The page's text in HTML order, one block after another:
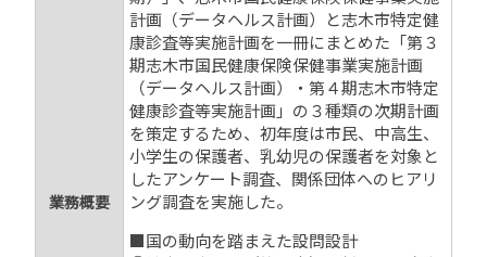
業務概要
計画（データヘルス計画）と志木市特定健
康診査等実施計画を一冊にまとめた「第３
期志木市国民健康保険保健事業実施計画
（データヘルス計画）・第４期志木市特定
健康診査等実施計画」の３種類の次期計画
を策定するため、初年度は市民、中高生、
小学生の保護者、乳幼児の保護者を対象と
したアンケート調査、関係団体へのヒアリ
ング調査を実施した。
■国の動向を踏まえた設問設計